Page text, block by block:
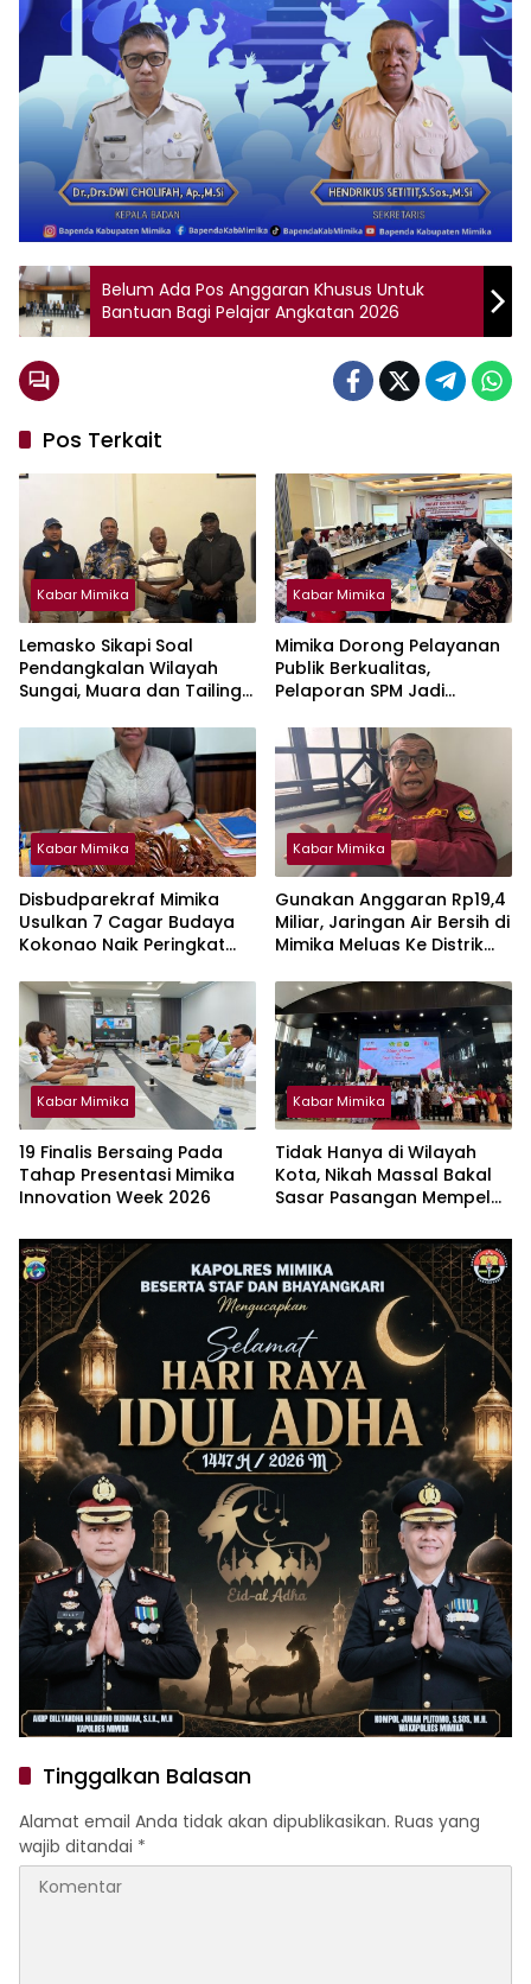
Belum Ada Pos Anggaran Khusus Untuk
Bantuan Bagi Pelajar Angkatan 2026
Pos Terkait
Kabar Mimika
Lemasko Sikapi Soal
Pendangkalan Wilayah
Sungai, Muara dan Tailing :
Tanggung Jawab
Selesaikan Masalah Akses
Masyarakat
Kabar Mimika
Mimika Dorong Pelayanan
Publik Berkualitas,
Pelaporan SPM Jadi
Kabar Mimika
Disbudparekraf Mimika
Usulkan 7 Cagar Budaya
Kokonao Naik Peringkat
Kabar Mimika
Gunakan Anggaran Rp19,4
Miliar, Jaringan Air Bersih di
Mimika Meluas Ke Distrik
Kabar Mimika
19 Finalis Bersaing Pada
Tahap Presentasi Mimika
Innovation Week 2026
Kabar Mimika
Tidak Hanya di Wilayah
Kota, Nikah Massal Bakal
Sasar Pasangan Mempelai
Tinggalkan Balasan
Alamat email Anda tidak akan dipublikasikan. Ruas yang
wajib ditandai *